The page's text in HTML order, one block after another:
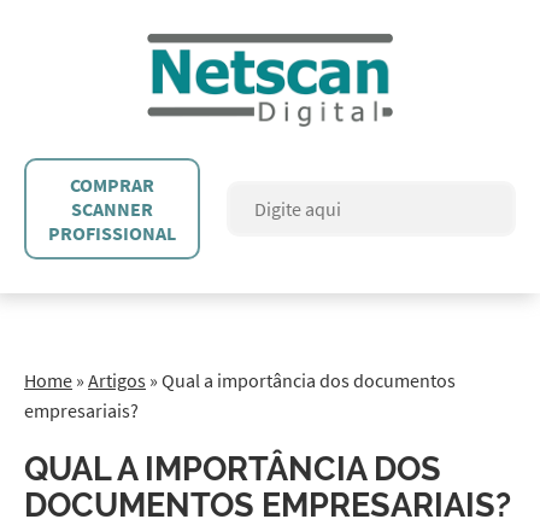
COMPRAR
SCANNER
PROFISSIONAL
Home » Artigos » Qual a importância dos documentos
empresariais?
QUAL A IMPORTÂNCIA DOS
DOCUMENTOS EMPRESARIAIS?